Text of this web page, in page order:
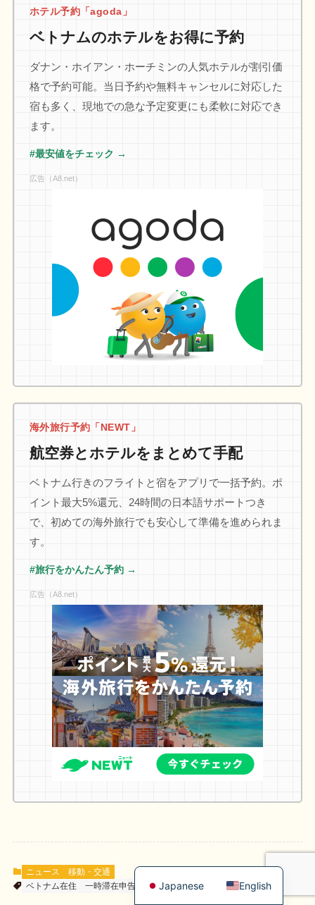
ホテル予約「agoda」
ベトナムのホテルをお得に予約
ダナン・ホイアン・ホーチミンの人気ホテルが割引価
格で予約可能。当日予約や無料キャンセルに対応した
宿も多く、現地での急な予定変更にも柔軟に対応でき
ます。
#最安値をチェック →
広告（A8.net）
海外旅行予約「NEWT」
航空券とホテルをまとめて手配
ベトナム行きのフライトと宿をアプリで一括予約。ポ
イント最大5%還元、24時間の日本語サポートつき
で、初めての海外旅行でも安心して準備を進められま
す。
#旅行をかんたん予約 →
広告（A8.net）
ニュース
移動・交通
ベトナム在住
一時滞在申告 入管手続き 宿泊 駐在員
Japanese English